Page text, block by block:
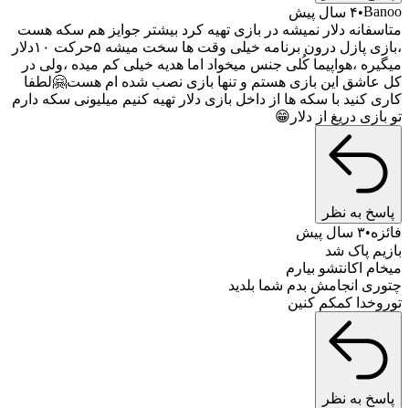
۴ سال پیش
دلار نمیشه در بازی تهیه کرد بیشتر جوایز هم سکه هست
،بازی پازل درون برنامه خیلی وقت ها سخت میشه ۵حرکت ۱۰دلار
،هواپیما کُلی جنس میخواد اما هدیه خیلی کم میده ،ولی در
این بازی هستم و تنها بازی نصب شده ام هست🤗لطفا
با سکه ها از داخل بازی دلار تهیه کنیم میلیونی سکه دارم
دریغ از دلار😁
به نظر
۳ سال پیش
پاک شد
اکانتشو بیارم
انجامش بدم شما بلدید
کمکم کنین
به نظر